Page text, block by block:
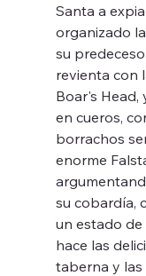
Santa a
organizado
su
revienta con
Boar's Head,
en cueros,
borrachos
enorme
su cobardía,
un estado de
hace las
taberna y